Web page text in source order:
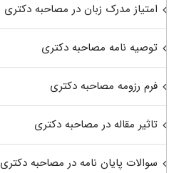
امتیاز مدرک زبان در مصاحبه دکتری
توصیه نامه مصاحبه دکتری
فرم رزومه مصاحبه دکتری
تاثیر مقاله در مصاحبه دکتری
سوالات پایان نامه در مصاحبه دکتری